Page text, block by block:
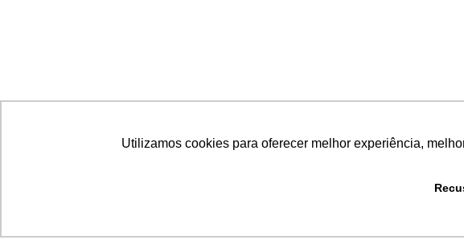
Utilizamos cookies para oferecer melhor experiência,